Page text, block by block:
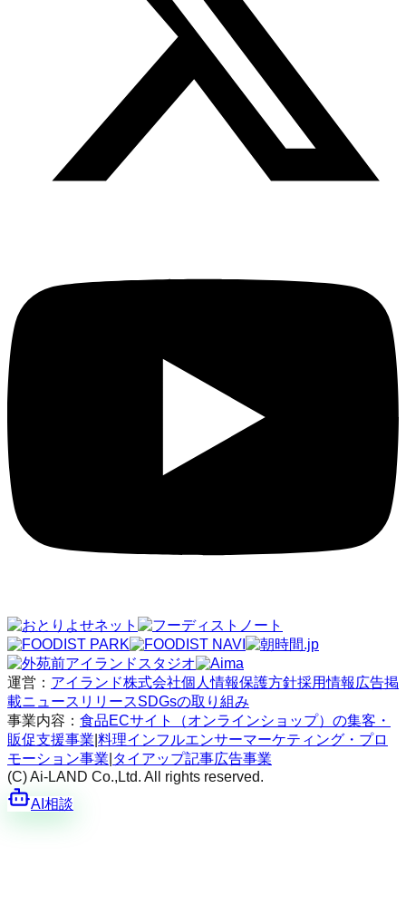
運営： アイランド株式会社個人情報保護方針採用情報 広告掲
載ニュースリリースSDGsの取り組み
事業内容： 食品ECサイト（オンラインショップ）の集客・
販促支援事業 料理インフルエンサーマーケティング・プロ
モーション事業 タイアップ記事広告事業
(C) Ai-LAND Co.,Ltd. All rights reserved.
AI相談